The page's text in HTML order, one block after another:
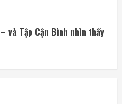
và Tập Cận Bình nhìn thấy